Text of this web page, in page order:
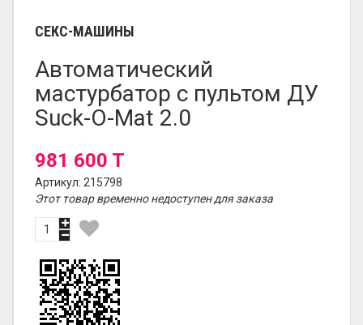
СЕКС-МАШИНЫ
Автоматический
мастурбатор с пультом ДУ
Suck-O-Mat 2.0
981 600 T
Артикул: 215798
Этот товар временно недоступен для заказа